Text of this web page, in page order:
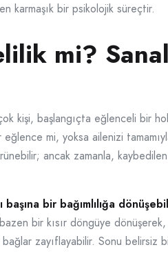
karmaşık bir psikolojik süreçtir.
mi?
kişi, başlangıçta eğlenceli
mi, yoksa ailenizi
ancak zamanla,
bir bağımlılığa
bir kısır döngüye
zayıflayabilir. Sonu